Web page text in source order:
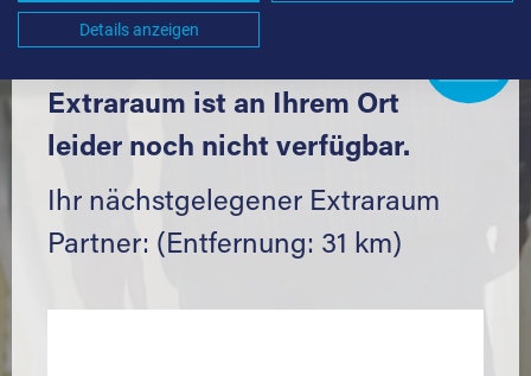
Extraraum ist an Ihrem Ort
leider noch nicht verfügbar.
Ihr nächstgelegener Extraraum
Partner: (Entfernung: 31 km)
Details anzeigen